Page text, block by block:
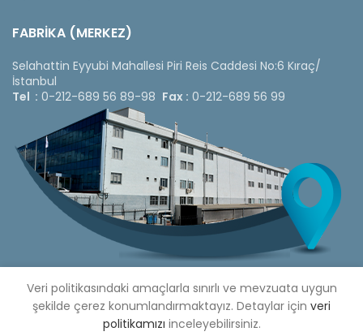
FABRİKA (MERKEZ)
Selahattin Eyyubi Mahallesi Piri Reis Caddesi No:6 Kıraç/
İstanbul
Tel : 0-212-689 56 89-98 Fax : 0-212-689 56 99
Copyright © 2020 Çetinkaya Pano |Çetinkaya Pano Fiyat
Veri politikasındaki amaçlarla sınırlı ve mevzuata uygun
şekilde çerez konumlandırmaktayız. Detaylar için veri
politikamızı inceleyebilirsiniz.